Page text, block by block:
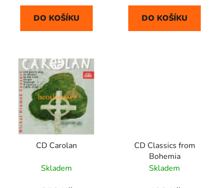
DO KOŠÍKU DO KOŠÍKU
CD Carolan
Skladem
CD Classics from
Bohemia
Skladem